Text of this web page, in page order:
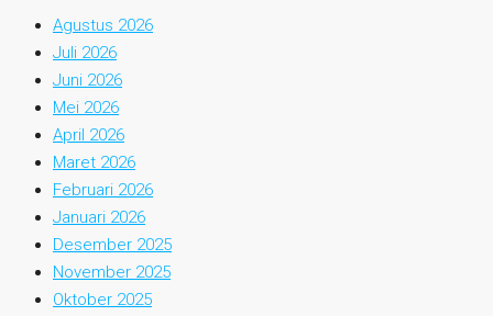
Agustus 2026
Juli 2026
Juni 2026
Mei 2026
April 2026
Maret 2026
Februari 2026
Januari 2026
Desember 2025
November 2025
Oktober 2025